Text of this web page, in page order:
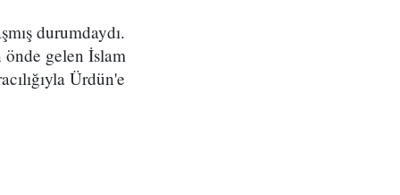
durumdaydı.
gelen İslam
Ürdün'e